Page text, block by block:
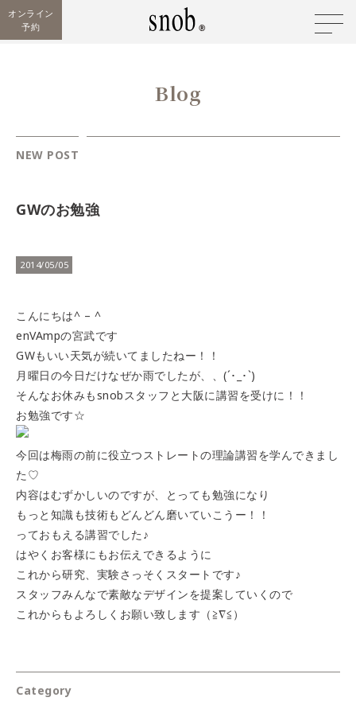
オンライン
予約
Blog
NEW POST
GWのお勉強
2014/05/05
こんにちは^ – ^
enVAmpの宮武です
GWもいい天気が続いてましたねー！！
月曜日の今日だけなぜか雨でしたが、、(´･_･`)
そんなお休みもsnobスタッフと大阪に講習を受けに！！
お勉強です☆
今回は梅雨の前に役立つストレートの理論講習を学んできまし
た♡
内容はむずかしいのですが、とっても勉強になり
もっと知識も技術もどんどん磨いていこうー！！
っておもえる講習でした♪
はやくお客様にもお伝えできるように
これから研究、実験さっそくスタートです♪
スタッフみんなで素敵なデザインを提案していくので
これからもよろしくお願い致します（≧∇≦）
Category